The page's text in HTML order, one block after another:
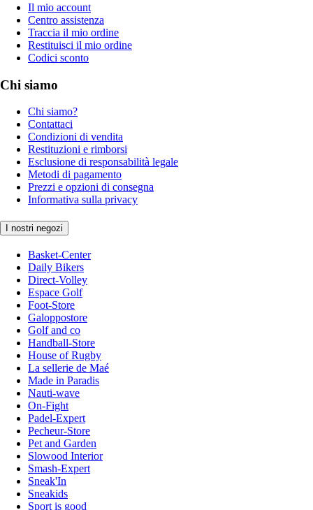
Il mio account
Centro assistenza
Traccia il mio ordine
Restituisci il mio ordine
Codici sconto
Chi siamo
Chi siamo?
Contattaci
Condizioni di vendita
Restituzioni e rimborsi
Esclusione di responsabilità legale
Metodi di pagamento
Prezzi e opzioni di consegna
Informativa sulla privacy
I nostri negozi
Basket-Center
Daily Bikers
Direct-Volley
Espace Golf
Foot-Store
Galoppostore
Golf and co
Handball-Store
House of Rugby
La sellerie de Maé
Made in Paradis
Nauti-wave
On-Fight
Padel-Expert
Pecheur-Store
Pet and Garden
Slowood Interior
Smash-Expert
Sneak'In
Sneakids
Sport is good